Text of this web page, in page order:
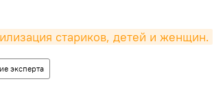
стариков, детей и женщин.
эксперта